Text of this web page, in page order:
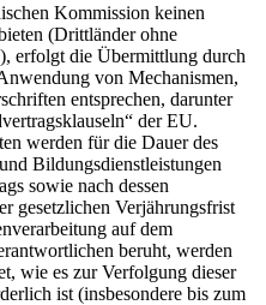
Kommission keinen
(Drittländer ohne
erfolgt die Übermittlung durch
von Mechanismen,
entsprechen, darunter
der EU.
werden für die Dauer des
Bildungsdienstleistungen
sowie nach dessen
gesetzlichen Verjährungsfrist
auf dem
beruht, werden
wie es zur Verfolgung dieser
ist (insbesondere bis zum